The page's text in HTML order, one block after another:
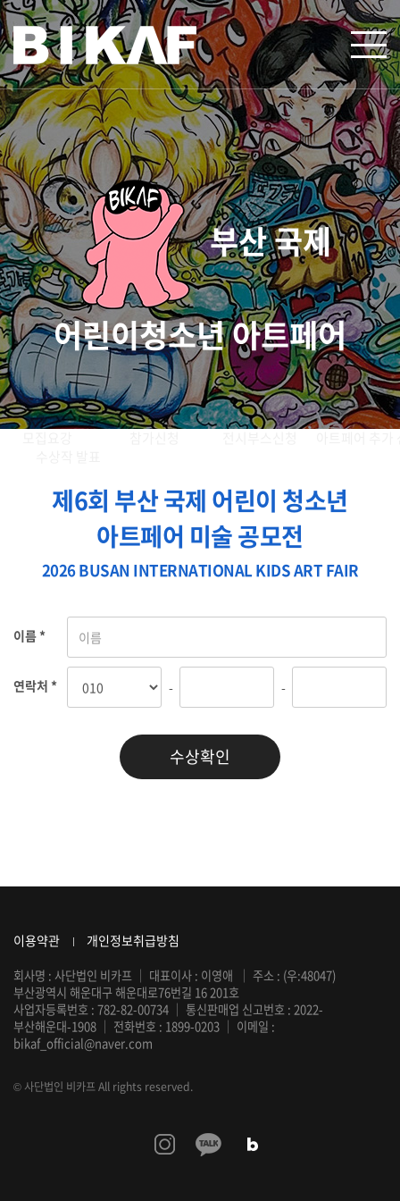
부산 국제
어린이청소년 아트페어
제6회 부산 국제 어린이 청소년
아트페어 미술 공모전
2026 BUSAN INTERNATIONAL KIDS ART FAIR
이름 *
연락처 * - -
수상확인
이용약관 개인정보취급방침
회사명 : 사단법인 비카프 ｜ 대표이사 : 이영애 ｜ 주소 : (우:48047)
부산광역시 해운대구 해운대로76번길 16 201호
사업자등록번호 : 782-82-00734 ｜ 통신판매업 신고번호 : 2022-
부산해운대-1908 ｜ 전화번호 : 1899-0203 ｜ 이메일 :
bikaf_official@naver.com
© 사단법인 비카프 All rights reserved.